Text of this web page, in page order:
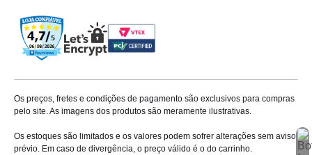
Os preços, fretes e condições de pagamento são exclusivos para compras
pelo site. As imagens dos produtos são meramente ilustrativas.
Os estoques são limitados e os valores podem sofrer alterações sem aviso
prévio. Em caso de divergência, o preço válido é o do carrinho.